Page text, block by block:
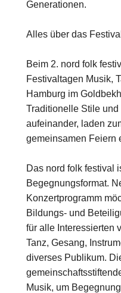
Generationen.
Alles über das
Beim 2. nord folk
Festivaltagen Musik,
Hamburg im
Traditionelle Stile
aufeinander, laden
gemeinsamen Feiern
Das nord folk festival
Begegnungsformat.
Konzertprogramm
Bildungs- und
für alle Interessierten
Tanz, Gesang,
diverses Publikum.
Musik, um